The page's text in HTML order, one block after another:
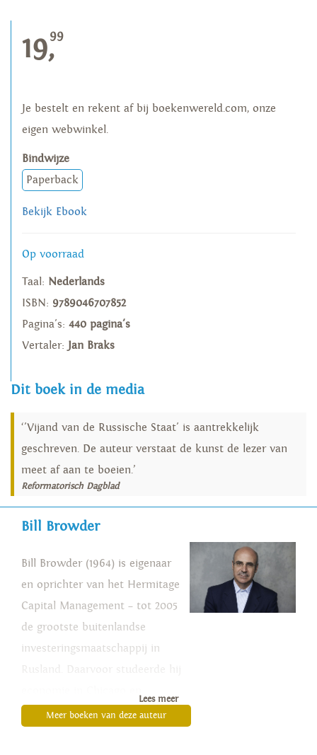
19,99
Je bestelt en rekent af bij boekenwereld.com, onze
eigen webwinkel.
Bindwijze
Paperback
Bekijk Ebook
Op voorraad
Taal: Nederlands
ISBN: 9789046707852
Pagina's: 440 pagina's
Vertaler: Jan Braks
Dit boek in de media
‘'Vijand van de Russische Staat' is aantrekkelijk
geschreven. De auteur verstaat de kunst de lezer van
meet af aan te boeien.’
Reformatorisch Dagblad
Bill Browder
Bill Browder (1964) is eigenaar
en oprichter van het Hermitage
Capital Management – tot 2005
de grootste buitenlandse
investeringsmaatschappij in
Stanford en werkte hij bij een
Lees meer
Meer boeken van deze auteur